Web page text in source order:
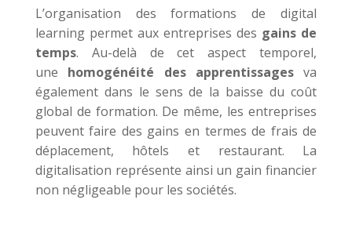
L’organisation des formations de digital
learning permet aux entreprises des gains de
temps. Au-delà de cet aspect temporel,
une homogénéité des apprentissagesva
également dans le sens de la baisse du coût
global de formation. De même, les entreprises
peuvent faire des gains en termes de frais de
déplacement, hôtels et restaurant. La
digitalisation représente ainsi un gain financier
non négligeable pour les sociétés.